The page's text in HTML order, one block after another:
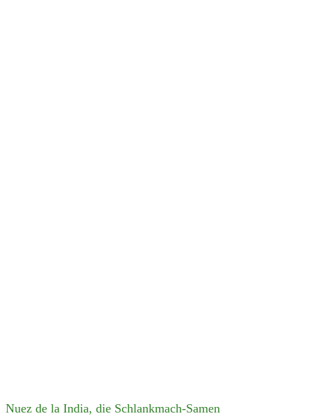
Nuez de la India, die Schlankmach-Samen